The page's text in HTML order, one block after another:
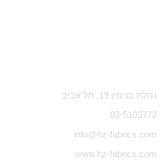
נחלת בנימין 19, תל אביב
03-5103772
info@hz-fabrics.com
www.hz-fabrics.com